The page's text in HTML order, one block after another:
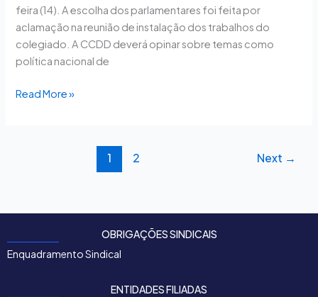
feira (14). A escolha dos parlamentares foi feita por
aclamação na reunião de instalação dos trabalhos do
colegiado. A CCDD deverá opinar sobre temas como
política nacional de
Read More »
1 2 Next →
OBRIGAÇÕES SINDICAIS
Enquadramento Sindical
ENTIDADES FILIADAS